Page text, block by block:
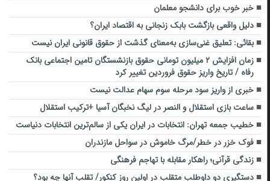
خبر خوب برای دانشجو معلمان
دلیل واقعی بازگشت بابک زنجانی به اقتصاد ایران؟
بقائی: تعلیق غنی‌سازی به‌معنای گذشت از حقوق قانونی ایران نیست
زمان افزایش ۲ میلیون تومانی حقوق بازنشستگان تامین اجتماعی بانک
رفاه / تاریخ واریز حقوق فروردین تغییر کرد
خبری از واریز سود مرحله سوم سهام عدالت نیست
ساعت بازی استقلال و النصر در لیگ نخبگان آسیا +ترکیب استقلال
خطیب جمعه تهران: انتخابات در ایران یکی از سالم‌ترین انتخابات دنیاست
فوک خزر در خطر/مرگ خاموش در سواحل مازندران
زندگی قرآنی؛ راهکار مقابله با تهاجم فرهنگی
دستگیری دو داوطلب متقلب در اولین روز کنکور/ تقلب آنها چه بود؟